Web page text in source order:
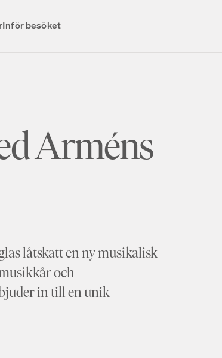
Inför besöket
Arméns
låtskatt en ny musikalisk
och
in till en unik